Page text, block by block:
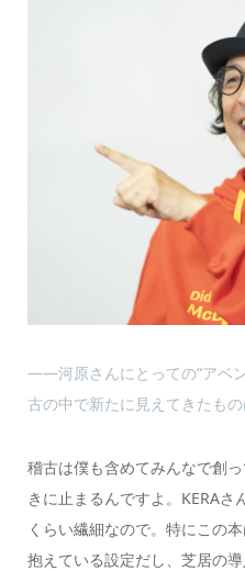
――河原さんにとっての“アベ
古の中で新たに見えてきたもの
稽古は僕も含めてみんなで創
きに止まるんですよ。KERA
くらい繊細なので。特にこの
抱えている設定だし、芝居の